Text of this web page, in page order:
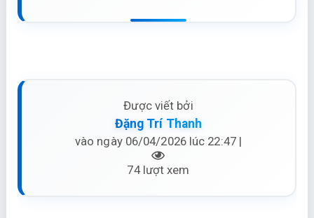
Được viết bởi
Đặng Trí Thanh
vào ngày 06/04/2026 lúc 22:47 |
74 lượt xem